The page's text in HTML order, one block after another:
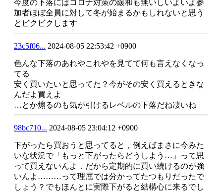
今度の下落にはコロナ対策の緩和も無いしいよいよ参
加者ほぼ全員に対して冬が始まるかもしれないと思う
とビクビクします
23c5f06... 2024-08-05 22:53:42 +0900
色んな下落のあれやこれやを見てて何も言えなくなっ
てる
安く買いたいと思ってた？今がその安く買えるときな
んだよ買えよ
…とか煽るのも気が引けるレベルの下落だね凄いね
98bc710... 2024-08-05 23:04:12 +0900
下がったら買おうと思ってると，例えばまさに今みた
いな状況で「もっと下がったらどうしよう…」って思
って買えないんよ．だから定期的に買い続けるのが強
いんよ………って理屈では分かってたつもりだったで
しょう？でもほんとに実際下がると結構心に来るでし